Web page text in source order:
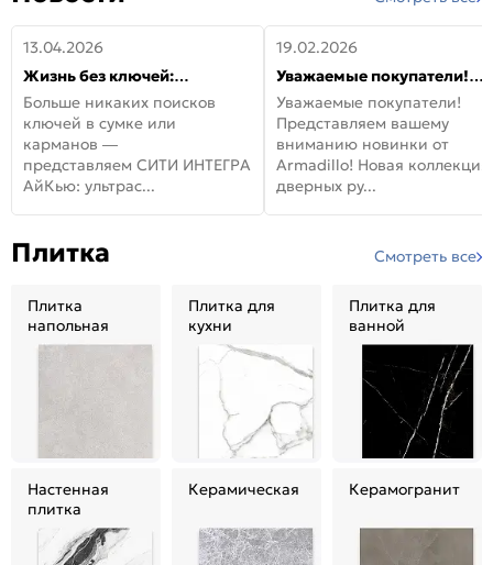
13.04.2026
Жизнь без ключей:
встречайте новую дверь
СИТИ ИНТЕГРА АйКью!
Больше никаких поисков
ключей в сумке или
карманов —
представляем СИТИ ИНТЕГРА
АйКью: ультрас...
19.02.2026
Уважаемые покупатели!
Представляем вашему
вниманию новинки от
Armadillo!
Уважаемые покупатели!
Представляем вашему
вниманию новинки от
Armadillo! Новая коллекция
дверных ру...
Плитка Смотреть все
Плитка
напольная
Плитка для
кухни
Плитка для
ванной
Настенная
плитка
Керамическая Керамогранит